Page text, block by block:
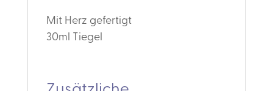
Mit Herz gefertigt
30ml Tiegel